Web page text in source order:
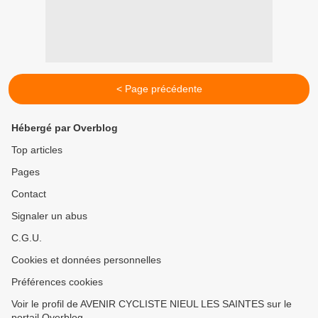
< Page précédente
Hébergé par Overblog
Top articles
Pages
Contact
Signaler un abus
C.G.U.
Cookies et données personnelles
Préférences cookies
Voir le profil de AVENIR CYCLISTE NIEUL LES SAINTES sur le